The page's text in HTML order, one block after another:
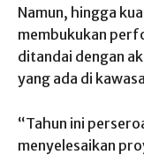
Namun, hingga
membukukan
ditandai dengan
yang ada di
“Tahun ini
menyelesaikan